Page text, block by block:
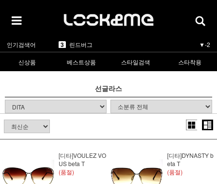
인기검색어
5 카렌워커 ▲1
라피스센시블레 ▲3
3 린드버그 ▼-2
4 올리버피플스 ▲3
카렌워커
1
신상품 베스트상품 스타일검색 스타착용
선글라스
[디타]VOULEZ VO
US beta T
(품절)
[디타]DYNASTY b
eta T
(품절)